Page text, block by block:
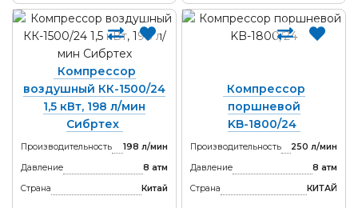
Компрессор
воздушный КК-1500/24
1,5 кВт, 198 л/мин
Сибртех
Производительность
198 л/мин
Давление
8 атм
Страна
Китай
Компрессор
поршневой
KB-1800/24
Производительность
250 л/мин
Давление
8 атм
Страна
КИТАЙ